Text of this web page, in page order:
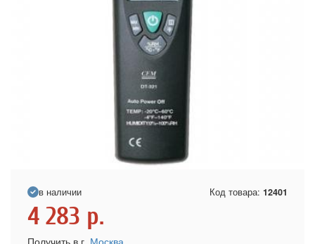
в наличии Код товара: 12401
4 283 р.
Получить в г. Москва